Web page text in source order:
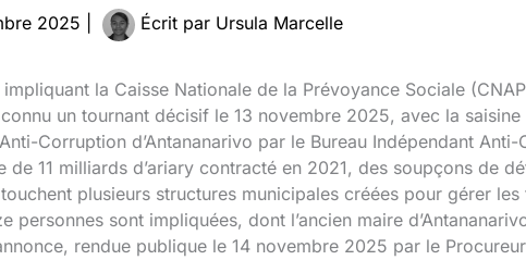
2025 Écrit par Ursula Marcelle
la Caisse Nationale de la Prévoyance Sociale
un tournant décisif le 13 novembre 2025, avec la
Corruption d’Antananarivo par le Bureau Indépendant
11 milliards d’ariary contracté en 2021, des soupçons de
plusieurs structures municipales créées pour gérer
personnes sont impliquées, dont l’ancien maire
rendue publique le 14 novembre 2025 par le